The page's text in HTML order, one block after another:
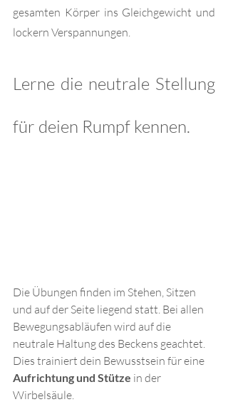
gesamten Körper ins Gleichgewicht und
lockern Verspannungen.
Lerne die neutrale Stellung
für deien Rumpf kennen.
Die Übungen finden im Stehen, Sitzen
und auf der Seite liegend statt. Bei allen
Bewegungsabläufen wird auf die
neutrale Haltung des Beckens geachtet.
Dies trainiert dein Bewusstsein für eine
Aufrichtung und Stütze in der
Wirbelsäule.